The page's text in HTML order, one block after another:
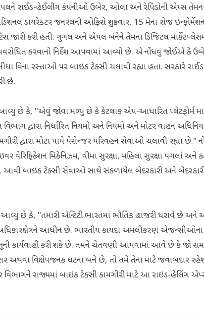
એપલને રાઈડ-હેઈલીંગ કંપનીઓ ઉબેર, ઓલા અને રેપિડોની એપ્સ
ડાયરેક્ટર જનરલની ઓફિસે શુક્રવાર, 15 મેના રોજ
કરી હતી. ગુગલ અને એપલ બંનેને તેમના ડિજિટલ
કરવાનો નિર્દેશ આપવામાં આવ્યો છે. એ નોંધવું જોઈએ કે
વિના રસ્તાઓ પર બાઇક ટેક્સી ચલાવી રહ્યા હતા. સરકારે
છે.
છે કે, "એવું જોવા મળ્યું છે કે કેટલાક એપ-આધારિત પ્લેટફોર્મ
દ્વારા નિર્ધારિત નિયમો અને નિયમો અને મોટર વાહન
દ્વારા મોટા પાયે પેસેન્જર પરિવહન સેવાઓ ચલાવી રહ્યા છે."
મિકેનિઝમ, વીમા સુરક્ષા, મહિલા સુરક્ષા પગલાં અને
બાઇક ટેક્સી સેવાઓ સાથે સંકળાયેલ બેદરકારી અને
છે કે, "તમારી એન્ટિટી ભારતમાં ભૌતિક હાજરી ધરાવે છે અને
આધીન છે. ભારતીય કાયદા અમલીકરણ એજન્સીઓના
કાર્યવાહી કરી શકે છે. તમને ચેતવણી આપવામાં આવે છે કે જો
અથવા વિક્ષેપજનક ઘટના બને છે, તો તમે તેના માટે જવાબદાર
વિભાગને રાજ્યમાં બાઇક ટેક્સી કામગીરી માટે આ રાઇડ-હેલિંગ